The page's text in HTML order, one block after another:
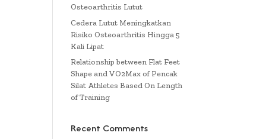
Osteoarthritis Lutut
Cedera Lutut Meningkatkan
Risiko Osteoarthritis Hingga 5
Kali Lipat
Relationship between Flat Feet
Shape and VO2Max of Pencak
Silat Athletes Based On Length
of Training
Recent Comments